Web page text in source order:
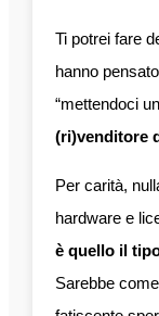
Ti potrei fare
hanno
“mettendoci
(ri)venditore
Per carità,
hardware e
è quello il
Sarebbe